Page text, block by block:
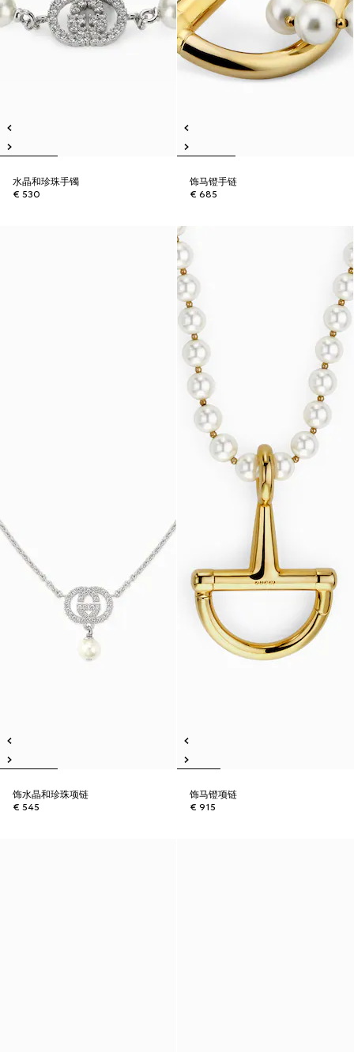
水晶和珍珠手镯
€ 530
饰马镫手链
€ 685
饰水晶和珍珠项链
€ 545
饰马镫项链
€ 915